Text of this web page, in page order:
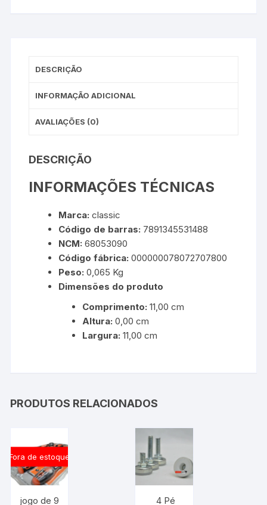
DESCRIÇÃO
INFORMAÇÃO ADICIONAL
AVALIAÇÕES (0)
DESCRIÇÃO
INFORMAÇÕES TÉCNICAS
Marca: classic
Código de barras: 7891345531488
NCM: 68053090
Código fábrica: 000000078072707800
Peso: 0,065 Kg
Dimensões do produto
Comprimento: 11,00 cm
Altura: 0,00 cm
Largura: 11,00 cm
PRODUTOS RELACIONADOS
Fora de estoque
jogo de 9
4 Pé